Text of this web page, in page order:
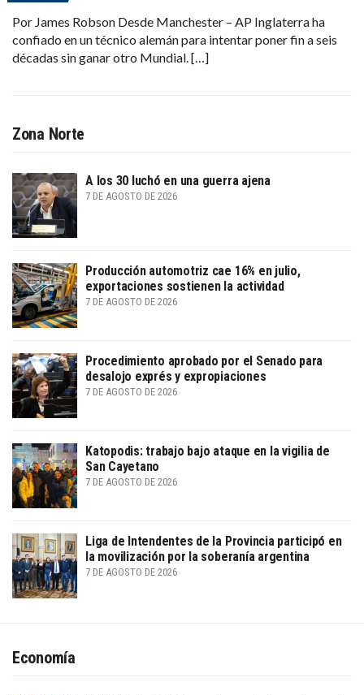
Por James Robson Desde Manchester – AP Inglaterra ha
confiado en un técnico alemán para intentar poner fin a seis
décadas sin ganar otro Mundial. […]
Zona Norte
A los 30 luchó en una guerra ajena
7 DE AGOSTO DE 2026
Producción automotriz cae 16% en julio,
exportaciones sostienen la actividad
7 DE AGOSTO DE 2026
Procedimiento aprobado por el Senado para
desalojo exprés y expropiaciones
7 DE AGOSTO DE 2026
Katopodis: trabajo bajo ataque en la vigilia de
San Cayetano
7 DE AGOSTO DE 2026
Liga de Intendentes de la Provincia participó en
la movilización por la soberanía argentina
7 DE AGOSTO DE 2026
Economía